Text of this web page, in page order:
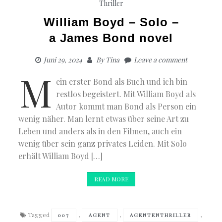
Thriller
William Boyd – Solo –
a James Bond novel
Juni 29, 2024 ByTina Leave a comment
M ein erster Bond als Buch und ich bin
restlos begeistert. Mit William Boyd als
Autor kommt man Bond als Person ein
wenig näher. Man lernt etwas über seine Art zu
Leben und anders als in den Filmen, auch ein
wenig über sein ganz privates Leiden. Mit Solo
erhält William Boyd […]
READ MORE
Tagged 007 , AGENT , AGENTENTHRILLER ,